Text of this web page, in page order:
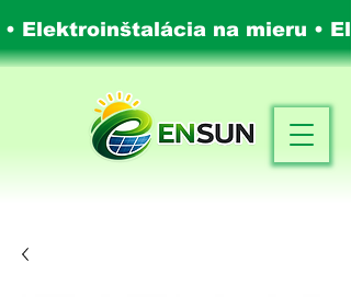
Elektroinštalácia na mieru •